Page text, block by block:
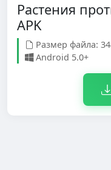
Растения
APK
Размер файла:
Android 5.0+